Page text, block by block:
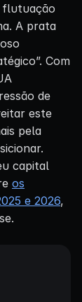
flutuação
A prata
Com
de
este
pela
capital
os
e 2026,